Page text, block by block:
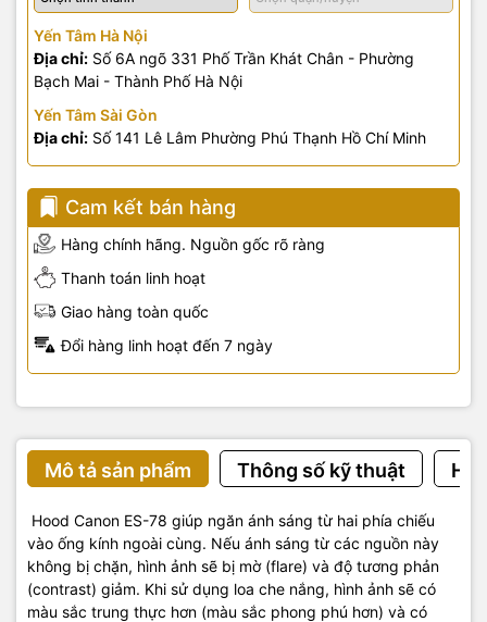
Yến Tâm Hà Nội
Địa chỉ: Số 6A ngõ 331 Phố Trần Khát Chân - Phường
Bạch Mai - Thành Phố Hà Nội
Yến Tâm Sài Gòn
Địa chỉ: Số 141 Lê Lâm Phường Phú Thạnh Hồ Chí Minh
Cam kết bán hàng
Hàng chính hãng. Nguồn gốc rõ ràng
Thanh toán linh hoạt
Giao hàng toàn quốc
Đổi hàng linh hoạt đến 7 ngày
Mô tả sản phẩm Thông số kỹ thuật
Hood Canon ES-78 giúp ngăn ánh sáng từ hai phía chiếu
vào ống kính ngoài cùng. Nếu ánh sáng từ các nguồn này
không bị chặn, hình ảnh sẽ bị mờ (flare) và độ tương phản
(contrast) giảm. Khi sử dụng loa che nắng, hình ảnh sẽ có
màu sắc trung thực hơn (màu sắc phong phú hơn) và có